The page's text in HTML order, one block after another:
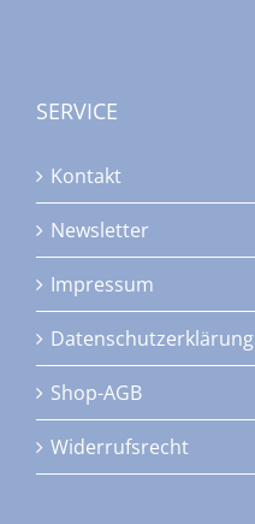
SERVICE
Kontakt
Newsletter
Impressum
Datenschutzerklärung
Shop-AGB
Widerrufsrecht